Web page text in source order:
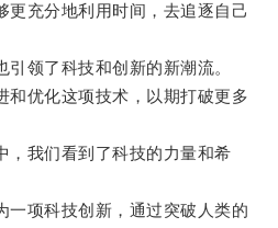
充分地利用时间，去追逐自己
领了科技和创新的新潮流。
优化这项技术，以期打破更多
我们看到了科技的力量和希
项科技创新，通过突破人类的